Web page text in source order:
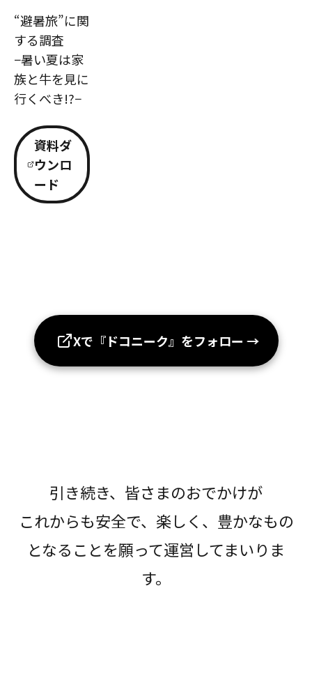
“避暑旅”に関
する調査
−暑い夏は家
族と牛を見に
行くべき!?−
資料ダ
ウンロ
ード
Xで『ドコニーク』をフォロー →
引き続き、皆さまのおでかけが
これからも安全で、楽しく、豊かなもの
となることを願って運営してまいりま
す。